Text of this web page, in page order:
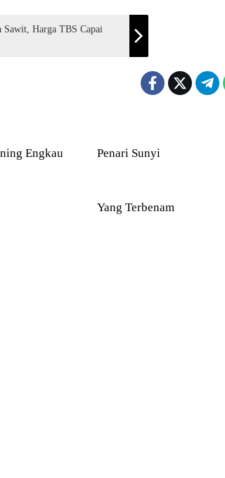
Sawit, Harga TBS Capai
Penari Sunyi
Yang Terbenam